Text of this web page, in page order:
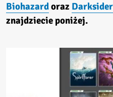
Biohazardoraz
znajdziecie poniżej.